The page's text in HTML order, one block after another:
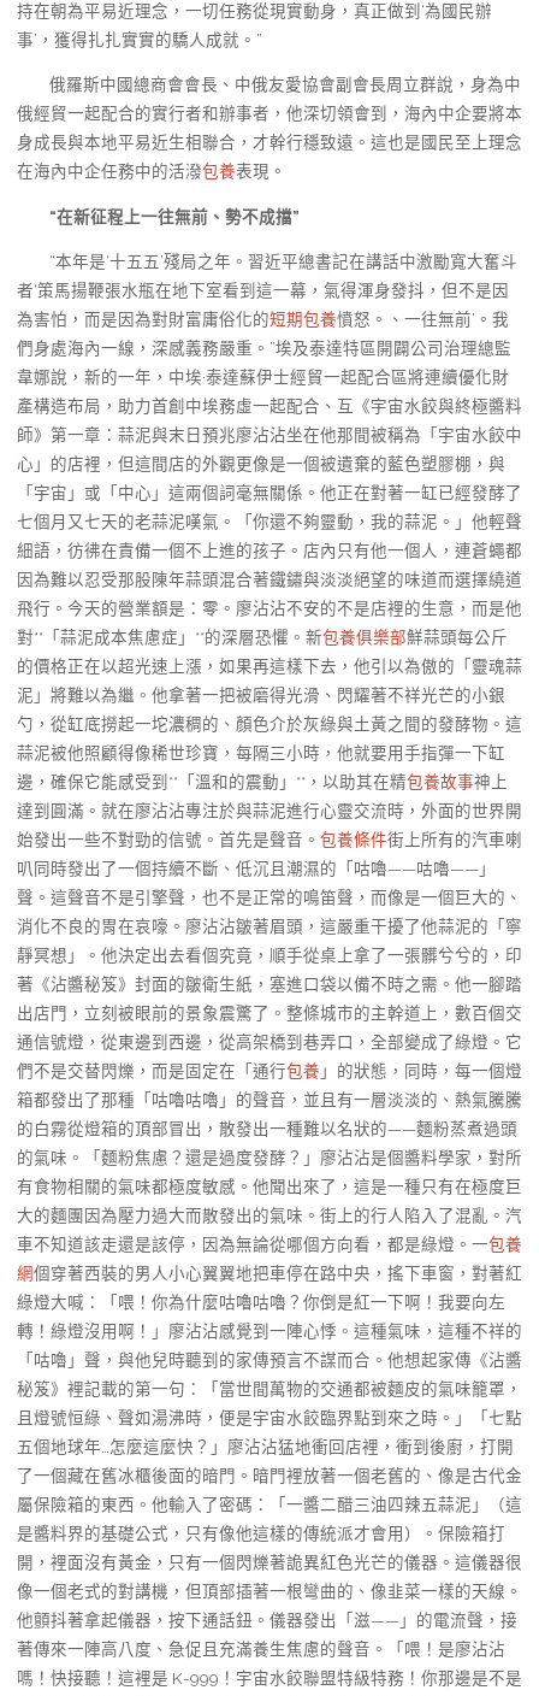
持在朝為平易近理念，一切任務從現實動身，真正做到‘為國民辦
事’，獲得扎扎實實的驕人成就。”
俄羅斯中國總商會會長、中俄友愛協會副會長周立群說，身為中
俄經貿一起配合的實行者和辦事者，他深切領會到，海內中企要將本
身成長與本地平易近生相聯合，才幹行穩致遠。這也是國民至上理念
在海內中企任務中的活潑包養表現。
“在新征程上一往無前、勢不成擋”
“本年是‘十五五’殘局之年。習近平總書記在講話中激勵寬大奮斗
者‘策馬揚鞭張水瓶在地下室看到這一幕，氣得渾身發抖，但不是因
為害怕，而是因為對財富庸俗化的短期包養憤怒。、一往無前’。我
們身處海內一線，深感義務嚴重。”埃及泰達特區開闢公司治理總監
韋娜說，新的一年，中埃·泰達蘇伊士經貿一起配合區將連續優化財
產構造布局，助力首創中埃務虛一起配合、互《宇宙水餃與終極醬料
師》第一章：蒜泥與末日預兆廖沾沾坐在他那間被稱為「宇宙水餃中
心」的店裡，但這間店的外觀更像是一個被遺棄的藍色塑膠棚，與
「宇宙」或「中心」這兩個詞毫無關係。他正在對著一缸已經發酵了
七個月又七天的老蒜泥嘆氣。「你還不夠靈動，我的蒜泥。」他輕聲
細語，彷彿在責備一個不上進的孩子。店內只有他一個人，連蒼蠅都
因為難以忍受那股陳年蒜頭混合著鐵鏽與淡淡絕望的味道而選擇繞道
飛行。今天的營業額是：零。廖沾沾不安的不是店裡的生意，而是他
對**「蒜泥成本焦慮症」**的深層恐懼。新包養俱樂部鮮蒜頭每公斤
的價格正在以超光速上漲，如果再這樣下去，他引以為傲的「靈魂蒜
泥」將難以為繼。他拿著一把被磨得光滑、閃耀著不祥光芒的小銀
勺，從缸底撈起一坨濃稠的、顏色介於灰綠與土黃之間的發酵物。這
蒜泥被他照顧得像稀世珍寶，每隔三小時，他就要用手指彈一下缸
邊，確保它能感受到**「溫和的震動」**，以助其在精包養故事神上
達到圓滿。就在廖沾沾專注於與蒜泥進行心靈交流時，外面的世界開
始發出一些不對勁的信號。首先是聲音。 包養條件街上所有的汽車喇
叭同時發出了一個持續不斷、低沉且潮濕的「咕嚕——咕嚕——」
聲。這聲音不是引擎聲，也不是正常的鳴笛聲，而像是一個巨大的、
消化不良的胃在哀嚎。廖沾沾皺著眉頭，這嚴重干擾了他蒜泥的「寧
靜冥想」。他決定出去看個究竟，順手從桌上拿了一張髒兮兮的，印
著《沾醬秘笈》封面的皺衛生紙，塞進口袋以備不時之需。他一腳踏
出店門，立刻被眼前的景象震驚了。整條城市的主幹道上，數百個交
通信號燈，從東邊到西邊，從高架橋到巷弄口，全部變成了綠燈。它
們不是交替閃爍，而是固定在「通行包養 」的狀態，同時，每一個燈
箱都發出了那種「咕嚕咕嚕」的聲音，並且有一層淡淡的、熱氣騰騰
的白霧從燈箱的頂部冒出，散發出一種難以名狀的——麵粉蒸煮過頭
的氣味。「麵粉焦慮？還是過度發酵？」廖沾沾是個醬料學家，對所
有食物相關的氣味都極度敏感。他聞出來了，這是一種只有在極度巨
大的麵團因為壓力過大而散發出的氣味。街上的行人陷入了混亂。汽
車不知道該走還是該停，因為無論從哪個方向看，都是綠燈。一包養
網個穿著西裝的男人小心翼翼地把車停在路中央，搖下車窗，對著紅
綠燈大喊：「喂！你為什麼咕嚕咕嚕？你倒是紅一下啊！我要向左
轉！綠燈沒用啊！」廖沾沾感覺到一陣心悸。這種氣味，這種不祥的
「咕嚕」聲，與他兒時聽到的家傳預言不謀而合。他想起家傳《沾醬
秘笈》裡記載的第一句：「當世間萬物的交通都被麵皮的氣味籠罩，
且燈號恒綠、聲如湯沸時，便是宇宙水餃臨界點到來之時。」「七點
五個地球年…怎麼這麼快？」廖沾沾猛地衝回店裡，衝到後廚，打開
了一個藏在舊冰櫃後面的暗門。暗門裡放著一個老舊的、像是古代金
屬保險箱的東西。他輸入了密碼：「一醬二醋三油四辣五蒜泥」（這
是醬料界的基礎公式，只有像他這樣的傳統派才會用）。保險箱打
開，裡面沒有黃金，只有一個閃爍著詭異紅色光芒的儀器。這儀器很
像一個老式的對講機，但頂部插著一根彎曲的、像韭菜一樣的天線。
他顫抖著拿起儀器，按下通話鈕。儀器發出「滋——」的電流聲，接
著傳來一陣高八度、急促且充滿養生焦慮的聲音。「喂！是廖沾沾
嗎！快接聽！這裡是 K-999！宇宙水餃聯盟特級特務！你那邊是不是